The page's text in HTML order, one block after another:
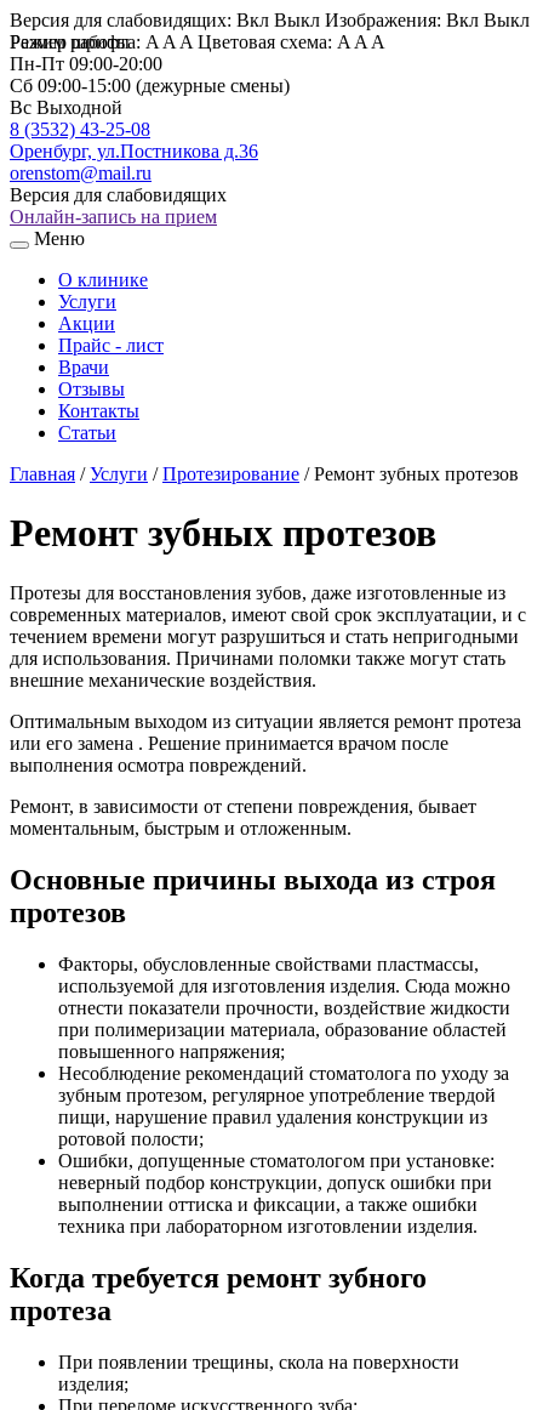
Версия для слабовидящих: Вкл Выкл Изображения: Вкл Выкл
Размер шрифта: A A A Цветовая схема: A A A
Режим работы
Пн-Пт 09:00-20:00
Сб 09:00-15:00 (дежурные смены)
Вс Выходной
8 (3532) 43-25-08
Оренбург, ул.Постникова д.36
orenstom@mail.ru
Версия для слабовидящих
Онлайн-запись на прием
Меню
О клинике
Услуги
Акции
Прайс - лист
Врачи
Отзывы
Контакты
Статьи
Главная /Услуги /Протезирование /Ремонт зубных протезов
Ремонт зубных протезов
Протезы для восстановления зубов, даже изготовленные из
современных материалов, имеют свой срок эксплуатации, и с
течением времени могут разрушиться и стать непригодными
для использования. Причинами поломки также могут стать
внешние механические воздействия.
Оптимальным выходом из ситуации является ремонт протеза
или его замена . Решение принимается врачом после
выполнения осмотра повреждений.
Ремонт, в зависимости от степени повреждения, бывает
моментальным, быстрым и отложенным.
Основные причины выхода из строя
протезов
Факторы, обусловленные свойствами пластмассы,
используемой для изготовления изделия. Сюда можно
отнести показатели прочности, воздействие жидкости
при полимеризации материала, образование областей
повышенного напряжения;
Несоблюдение рекомендаций стоматолога по уходу за
зубным протезом, регулярное употребление твердой
пищи, нарушение правил удаления конструкции из
ротовой полости;
Ошибки, допущенные стоматологом при установке:
неверный подбор конструкции, допуск ошибки при
выполнении оттиска и фиксации, а также ошибки
техника при лабораторном изготовлении изделия.
Когда требуется ремонт зубного
протеза
При появлении трещины, скола на поверхности
изделия;
При переломе искусственного зуба;